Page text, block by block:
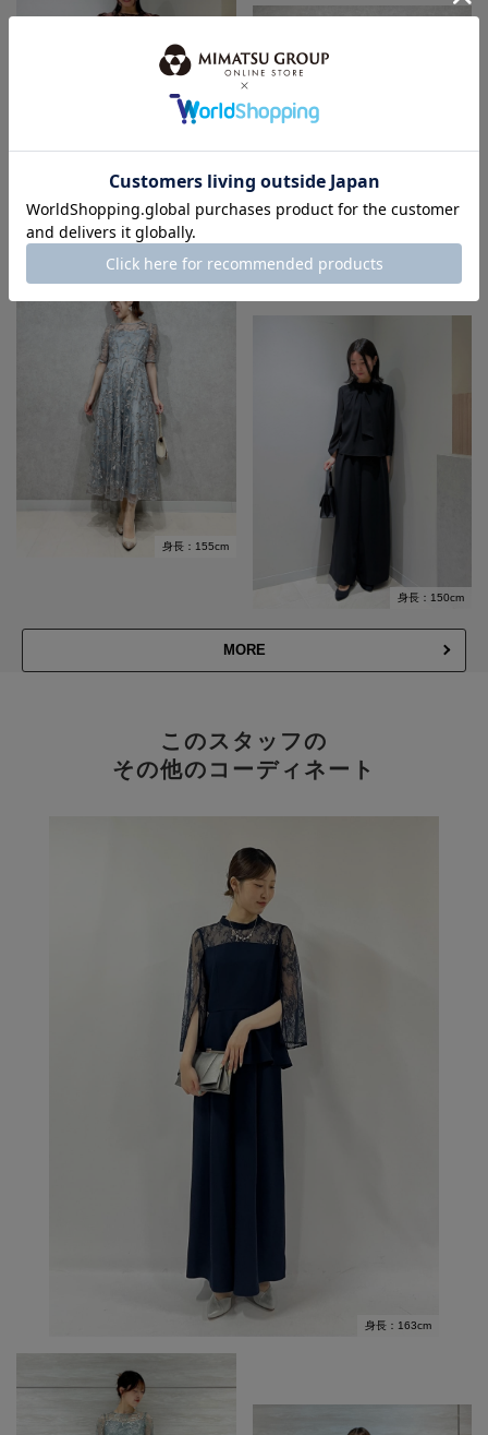
身長：150cm
身長：155cm
身長：155cm
身長：150cm
MORE
このスタッフの
その他のコーディネート
身長：163cm